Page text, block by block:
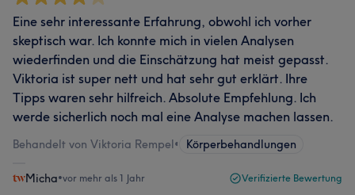
Eine sehr interessante Erfahrung, obwohl ich vorher
skeptisch war. Ich konnte mich in vielen Analysen
wiederfinden und die Einschätzung hat meist gepasst.
Viktoria ist super nett und hat sehr gut erklärt. Ihre
Tipps waren sehr hilfreich. Absolute Empfehlung. Ich
werde sicherlich noch mal eine Analyse machen lassen.
Behandelt von Viktoria Rempel• Körperbehandlungen
Micha•vor mehr als 1 Jahr Verifizierte Bewertung